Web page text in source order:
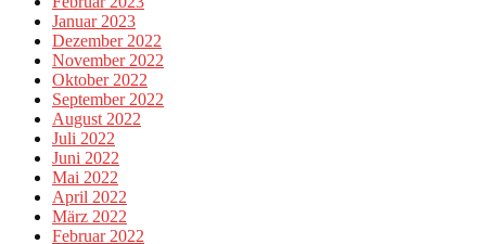
Januar 2023
Dezember 2022
November 2022
Oktober 2022
September 2022
August 2022
Juli 2022
Juni 2022
Mai 2022
April 2022
März 2022
Februar 2022